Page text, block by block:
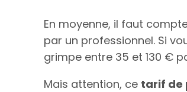
En moyenne, il faut
par un professionnel. Si
grimpe entre 35 et 130 €
Mais attention, ce tarif de